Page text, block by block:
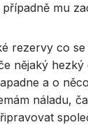
mu
rezervy co se
nějaký
a o
náladu,